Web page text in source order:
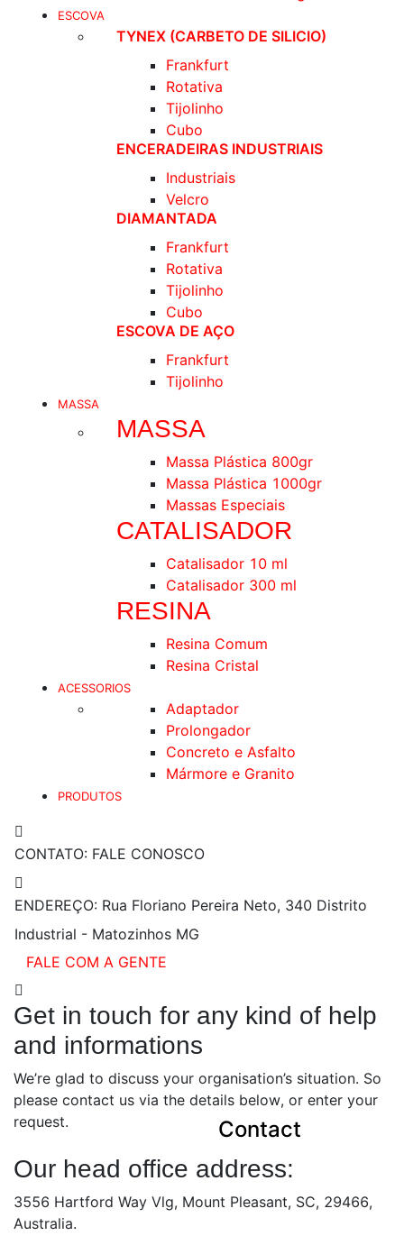
ESCOVA
TYNEX (CARBETO DE SILICIO)
Frankfurt
Rotativa
Tijolinho
Cubo
ENCERADEIRAS INDUSTRIAIS
Industriais
Velcro
DIAMANTADA
Frankfurt
Rotativa
Tijolinho
Cubo
ESCOVA DE AÇO
Frankfurt
Tijolinho
MASSA
MASSA
Massa Plástica 800gr
Massa Plástica 1000gr
Massas Especiais
CATALISADOR
Catalisador 10 ml
Catalisador 300 ml
RESINA
Resina Comum
Resina Cristal
ACESSORIOS
Adaptador
Prolongador
Concreto e Asfalto
Mármore e Granito
PRODUTOS
CONTATO: FALE CONOSCO
ENDEREÇO: Rua Floriano Pereira Neto, 340 Distrito
Industrial - Matozinhos MG
FALE COM A GENTE
Contact
Get in touch for any kind of help
and informations
We’re glad to discuss your organisation’s situation. So
please contact us via the details below, or enter your
request.
Our head office address:
3556 Hartford Way Vlg, Mount Pleasant, SC, 29466,
Australia.